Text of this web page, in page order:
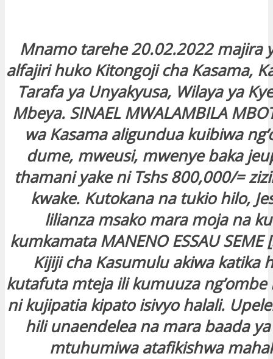
Mnamo tarehe 20.02.2022 majira
alfajiri huko Kitongoji cha Kasama,
Tarafa ya Unyakyusa, Wilaya ya
Mbeya. SINAEL MWALAMBILA
wa Kasama aligundua kuibiwa
dume, mweusi, mwenye baka
thamani yake ni Tshs 800,000/=
kwake. Kutokana na tukio hilo,
lilianza msako mara moja na
kumkamata MANENO ESSAU
Kijiji cha Kasumulu akiwa katika
kutafuta mteja ili kumuuza ng’ombe
ni kujipatia kipato isivyo halali.
hili unaendelea na mara baada
mtuhumiwa atafikishwa